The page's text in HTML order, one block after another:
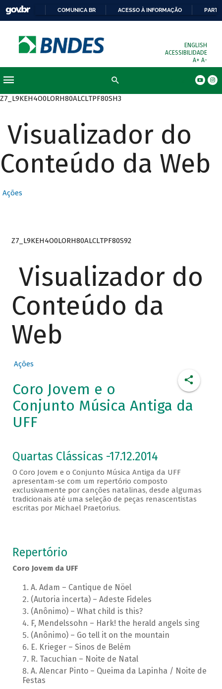
COMUNICA BR ACESSO À INFORMAÇÃO
ENGLISH
ACESSIBILIDADE
A+ A-
Z7_L9KEH4O0LORH80ALCLTPF80SH3
Visualizador do
Conteúdo da Web
Ações
Z7_L9KEH4O0LORH80ALCLTPF80S92
Visualizador do
Conteúdo da
Web
Ações
Coro Jovem e o
Conjunto Música Antiga da
UFF
Quartas Clássicas -17.12.2014
O Coro Jovem e o Conjunto Música Antiga da UFF
apresentam-se com um repertório composto
exclusivamente por canções natalinas, desde algumas
tradicionais até uma seleção de peças renascentistas
escritas por Michael Praetorius.
Repertório
Coro Jovem da UFF
A. Adam – Cantique de Nöel
(Autoria incerta) – Adeste Fideles
(Anônimo) – What child is this?
F, Mendelssohn – Hark! the herald angels sing
(Anônimo) – Go tell it on the mountain
E. Krieger – Sinos de Belém
R. Tacuchian – Noite de Natal
A. Alencar Pinto – Queima da Lapinha / Noite de
Festas